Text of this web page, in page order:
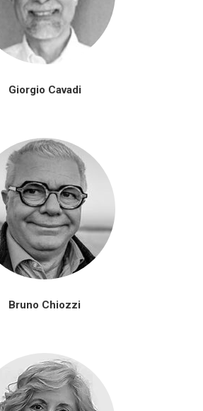
Giorgio Cavadi
Bruno Chiozzi